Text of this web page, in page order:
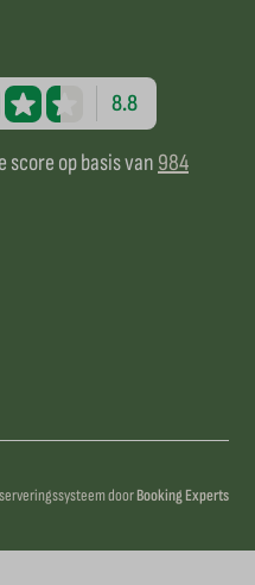
8.8
score op basis van 984
doorBooking Experts